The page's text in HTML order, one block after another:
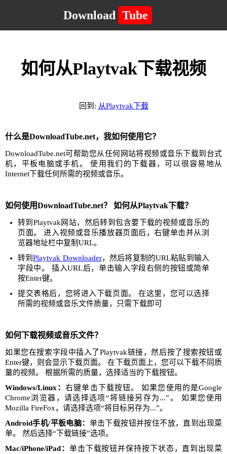
Download Tube
如何从Playtvak下载视频
回到: 从Playtvak下载
什么是DownloadTube.net，我如何使用它？
DownloadTube.net可帮助您从任何网站将视频或音乐下载到台式
机，平板电脑或手机。 使用我们的下载器，可以很容易地从
Internet下载任何所需的视频或音乐。
如何使用DownloadTube.net？ 如何从Playtvak下载？
转到Playtvak网站，然后转到包含要下载的视频或音乐的
页面。 进入视频或音乐播放器页面后，右键单击并从浏
览器地址栏中复制URL。
转到Playtvak Downloader，然后将复制的URL粘贴到输入
字段中。 插入URL后，单击输入字段右侧的按钮或简单
按Enter键。
提交表格后，您将进入下载页面。 在这里，您可以选择
所需的视频或音乐文件质量，只需下载即可
如何下载视频或音乐文件？
如果您在搜索字段中插入了Playtvak链接，然后按了搜索按钮或
Enter键，则会显示下载页面。 在下载页面上，您可以下载不同质
量的视频。 根据所需的质量，选择适当的下载按钮。
Windows/Linux：右键单击下载按钮。 如果您使用的是Google
Chrome浏览器，请选择选项“将链接另存为...”。 如果您使用
Mozilla FireFox，请选择选项“将目标另存为...”。
Android手机/平板电脑： 单击下载按钮并按住不放，直到出现菜
单。 然后选择“下载链接”选项。
Mac/iPhone/iPad： 单击下载按钮并保持按下状态，直到出现菜